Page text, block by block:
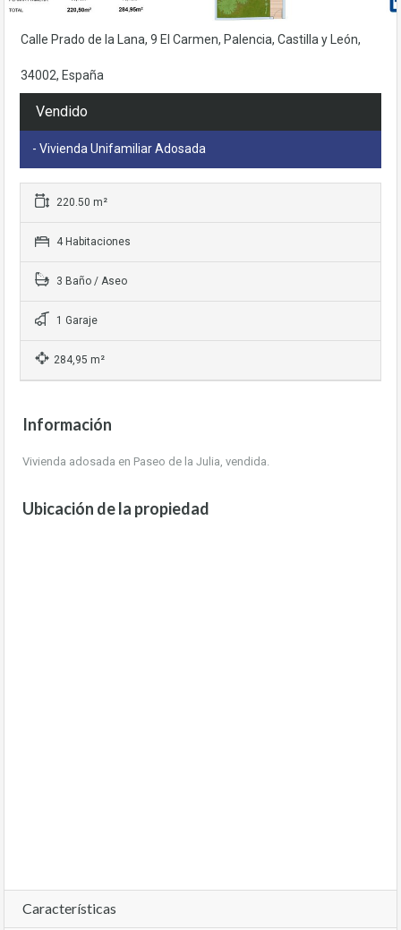
Calle Prado de la Lana, 9 El Carmen, Palencia, Castilla y León,
34002, España
Vendido
- Vivienda Unifamiliar Adosada
220.50 m²
4 Habitaciones
3 Baño / Aseo
1 Garaje
284,95 m²
Información
Vivienda adosada en Paseo de la Julia, vendida.
Ubicación de la propiedad
Características
base a cómo
se usa la web.
Para que
funcione lo
durante tu
visita. Si rechaza